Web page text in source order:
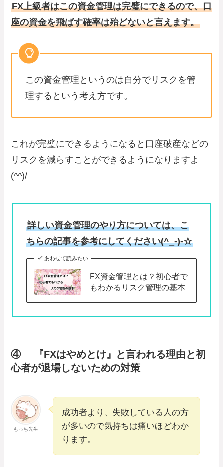
FX上級者はこの資金管理は完璧にできるので、口
座の資金を飛ばす確率は殆どないと言えます。
この資金管理というのは自分でリスクを管
理するという考え方です。
これが完璧にできるようになると口座破産などの
リスクを減らすことができるようになりますよ
(^^)/
詳しい資金管理のやり方については、こ
ちらの記事を参考にしてください(^_-)-☆
あわせて読みたい
FX資金管理とは？初心者で
もわかるリスク管理の基本
④ 『FXはやめとけ』と言われる理由と初
心者が退場しないための対策
もっち先生
成功者より、失敗している人の方
が多いので気持ちは痛いほどわか
ります。